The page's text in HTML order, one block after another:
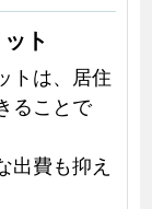
ト
トは、居住
ることで
出費も抑え